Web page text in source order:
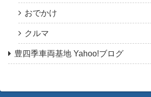
おでかけ
クルマ
豊四季車両基地 Yahoo!ブログ